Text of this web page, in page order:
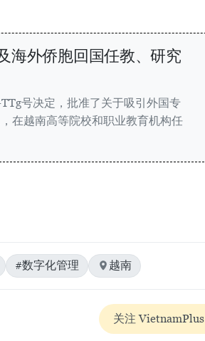
海外侨胞回国任教、研究
号决定，批准了关于吸引外国专
在越南高等院校和职业教育机构任
#数字化管理 越南
关注 VietnamPlus